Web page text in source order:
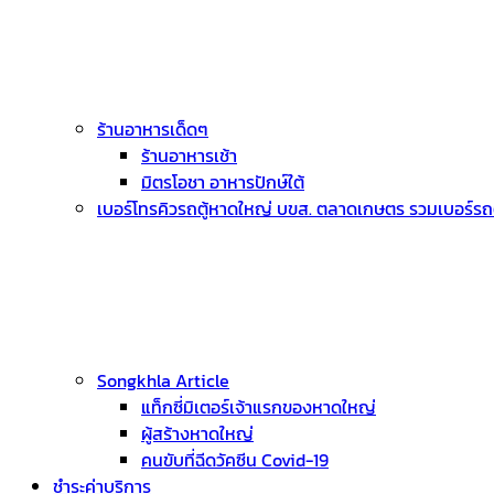
ร้านอาหารเด็ดๆ
ร้านอาหารเช้า
มิตรโอชา อาหารปักษ์ใต้
เบอร์โทรคิวรถตู้หาดใหญ่ บขส. ตลาดเกษตร รวมเบอร์ร
Songkhla Article
แท็กซี่มิเตอร์เจ้าแรกของหาดใหญ่
ผู้สร้างหาดใหญ่
คนขับที่ฉีดวัคซีน Covid-19
ชำระค่าบริการ